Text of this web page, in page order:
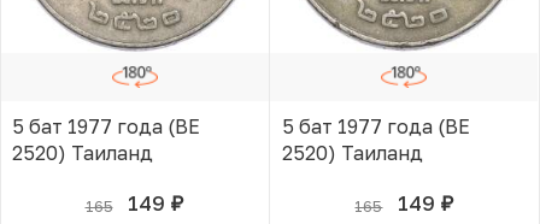
5 бат 1977 года (BE
2520) Таиланд
165 149 руб.
В КОРЗИНЕ
5 бат 1977 года (BE
2520) Таиланд
165 149 руб.
В КОРЗИНЕ